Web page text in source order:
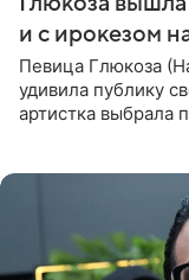
и с ирокезом
Певица Глюкоза
удивила публику
артистка выбрала